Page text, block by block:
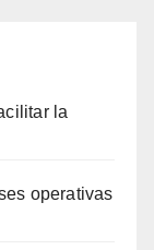
la
operativas